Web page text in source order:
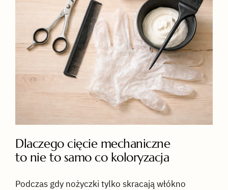
Dlaczego cięcie mechaniczne
to nie to samo co koloryzacja
Podczas gdy nożyczki tylko skracają włókno